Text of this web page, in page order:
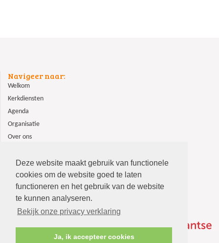
Deze website maakt gebruik van functionele
cookies om de website goed te laten
functioneren en het gebruik van de website
te kunnen analyseren.
Bekijk onze privacy verklaring
Ja, ik accepteer cookies
Navigeer naar:
Welkom
Kerkdiensten
Agenda
Organisatie
Over ons
Contact